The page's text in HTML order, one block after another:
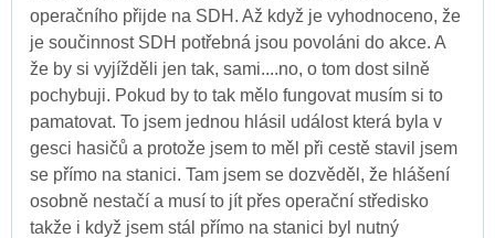
operačního přijde na SDH. Až když je vyhodnoceno, že
je součinnost SDH potřebná jsou povoláni do akce. A
že by si vyjížděli jen tak, sami....no, o tom dost silně
pochybuji. Pokud by to tak mělo fungovat musím si to
pamatovat. To jsem jednou hlásil událost která byla v
gesci hasičů a protože jsem to měl při cestě stavil jsem
se přímo na stanici. Tam jsem se dozvěděl, že hlášení
osobně nestačí a musí to jít přes operační středisko
takže i když jsem stál přímo na stanici byl nutný